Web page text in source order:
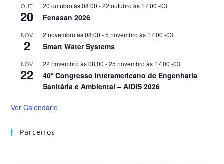
OUT
20
20 outubro às 08:00 -22 outubro às 17:00 -03
Fenasan 2026
NOV
2
2 novembro às 08:00 -5 novembro às 17:00 -03
Smart Water Systems
NOV
22
22 novembro às 08:00 -25 novembro às 17:00 -03
40º Congresso Interamericano de Engenharia
Sanitária e Ambiental – AIDIS 2026
Ver Calendário
Parceiros